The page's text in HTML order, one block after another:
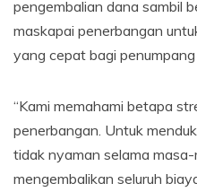
pengembalian dana sambil
maskapai penerbangan
yang cepat bagi
“Kami memahami betapa
penerbangan. Untuk
tidak nyaman selama
mengembalikan seluruh